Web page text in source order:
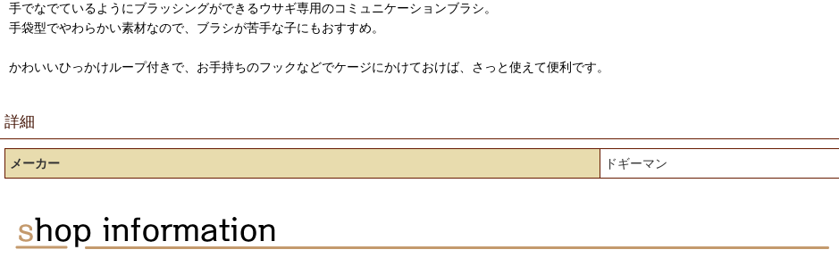
手でなでているようにブラッシングができるウサギ専用のコミュニケーションブラシ。
手袋型でやわらかい素材なので、ブラシが苦手な子にもおすすめ。
かわいいひっかけループ付きで、お手持ちのフックなどでケージにかけておけば、さっと使えて便利です。
詳細
メーカー ドギーマン